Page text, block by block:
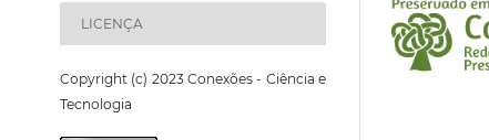
LICENÇA
Copyright (c) 2023 Conexões - Ciência e
Tecnologia